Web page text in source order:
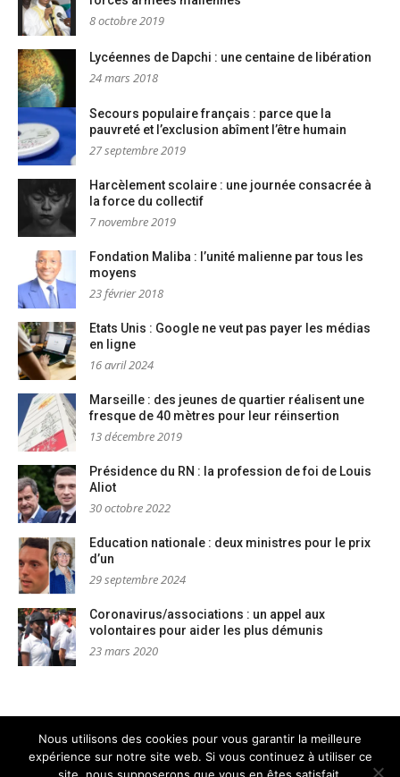
8 octobre 2019
Lycéennes de Dapchi : une centaine de libération
24 mars 2018
Secours populaire français : parce que la
pauvreté et l’exclusion abîment l’être humain
27 septembre 2019
Harcèlement scolaire : une journée consacrée à
la force du collectif
7 novembre 2019
Fondation Maliba : l’unité malienne par tous les
moyens
23 février 2018
Etats Unis : Google ne veut pas payer les médias
en ligne
16 avril 2024
Marseille : des jeunes de quartier réalisent une
fresque de 40 mètres pour leur réinsertion
13 décembre 2019
Présidence du RN : la profession de foi de Louis
Aliot
30 octobre 2022
Education nationale : deux ministres pour le prix
d’un
29 septembre 2024
Coronavirus/associations : un appel aux
volontaires pour aider les plus démunis
23 mars 2020
Mentions légales Nous contacter
Nous utilisons des cookies pour vous garantir la meilleure
expérience sur notre site web. Si vous continuez à utiliser ce